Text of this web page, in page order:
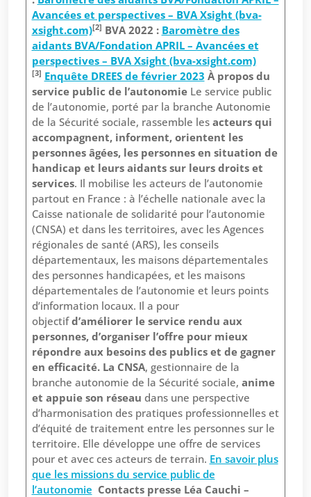
Avancées et perspectives – BVA Xsight (bva-
xsight.com)[2] BVA 2022 : Baromètre des
aidants BVA/Fondation APRIL – Avancées et
perspectives – BVA Xsight (bva-xsight.com)
[3] Enquête DREES de février 2023 À propos du
service public de l’autonomieLe service public
de l’autonomie, porté par la branche Autonomie
de la Sécurité sociale, rassemble les acteurs qui
accompagnent, informent, orientent les
personnes âgées, les personnes en situation de
handicap et leurs aidants sur leurs droits et
services. Il mobilise les acteurs de l’autonomie
partout en France : à l’échelle nationale avec la
Caisse nationale de solidarité pour l’autonomie
(CNSA) et dans les territoires, avec les Agences
régionales de santé (ARS), les conseils
départementaux, les maisons départementales
des personnes handicapées, et les maisons
départementales de l’autonomie et leurs points
d’information locaux. Il a pour
objectifd’améliorer le service rendu aux
personnes, d’organiser l’offre pour mieux
répondre aux besoins des publics et de gagner
en efficacité. La CNSA, gestionnaire de la
branche autonomie de la Sécurité sociale, anime
et appuie son réseau dans une perspective
d’harmonisation des pratiques professionnelles et
d’équité de traitement entre les personnes sur le
territoire. Elle développe une offre de services
pour et avec ces acteurs de terrain. En savoir plus
que les missions du service public de
l’autonomie Contacts presse Léa Cauchi –